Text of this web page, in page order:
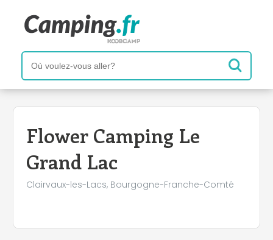
Flower Camping Le
Grand Lac
Clairvaux-les-Lacs, Bourgogne-Franche-Comté
+
−